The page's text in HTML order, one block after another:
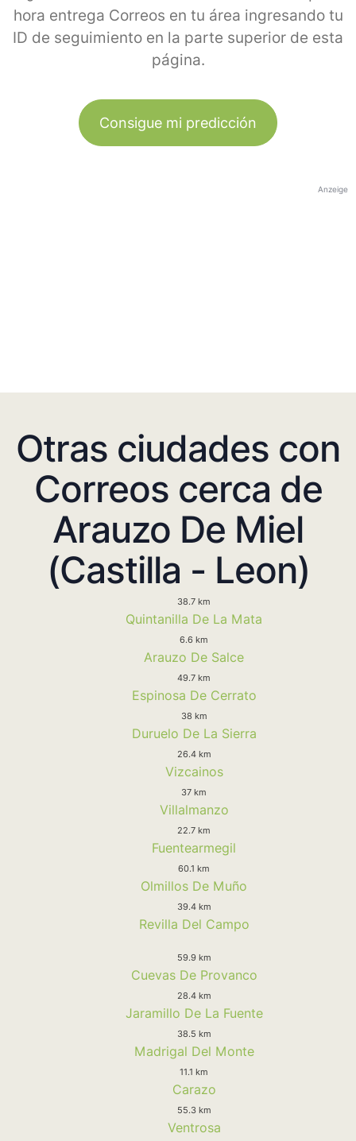
hora entrega Correos en tu área ingresando tu
ID de seguimiento en la parte superior de esta
página.
Consigue mi predicción
Anzeige
Otras ciudades con
Correos cerca de
Arauzo De Miel
(Castilla - Leon)
38.7 km
Quintanilla De La Mata
6.6 km
Arauzo De Salce
49.7 km
Espinosa De Cerrato
38 km
Duruelo De La Sierra
26.4 km
Vizcainos
37 km
Villalmanzo
22.7 km
Fuentearmegil
60.1 km
Olmillos De Muño
39.4 km
Revilla Del Campo
59.9 km
Cuevas De Provanco
28.4 km
Jaramillo De La Fuente
38.5 km
Madrigal Del Monte
11.1 km
Carazo
55.3 km
Ventrosa